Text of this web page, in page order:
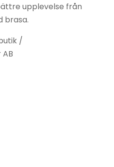
upplevelse från
brasa.
/